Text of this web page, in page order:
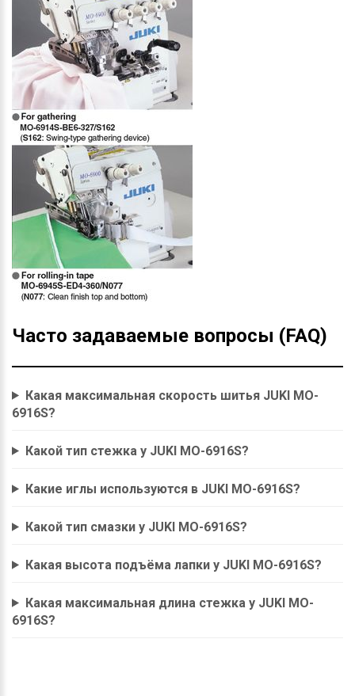
Часто задаваемые вопросы (FAQ)
Какая максимальная скорость шитья JUKI MO-
6916S?
Какой тип стежка у JUKI MO-6916S?
Какие иглы используются в JUKI MO-6916S?
Какой тип смазки у JUKI MO-6916S?
Какая высота подъёма лапки у JUKI MO-6916S?
Какая максимальная длина стежка у JUKI MO-
6916S?